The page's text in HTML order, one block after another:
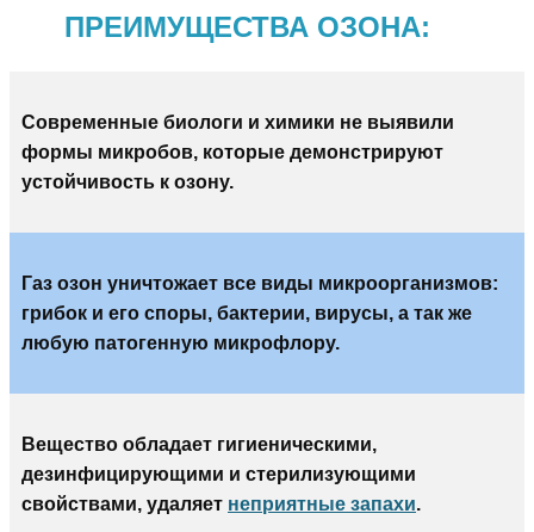
ПРЕИМУЩЕСТВА ОЗОНА:
Современные биологи и химики не выявили
формы микробов, которые демонстрируют
устойчивость к озону.
Газ озон уничтожает все виды микроорганизмов:
грибок и его споры, бактерии, вирусы, а так же
любую патогенную микрофлору.
Вещество обладает гигиеническими,
дезинфицирующими и стерилизующими
свойствами, удаляет неприятные запахи.